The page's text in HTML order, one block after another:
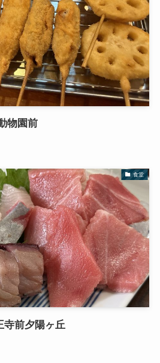
物園前
食堂
寺前夕陽ヶ丘